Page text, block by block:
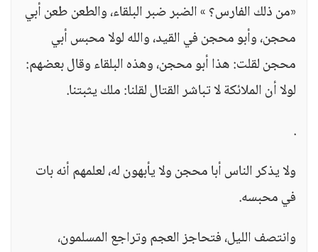
«من ذلك الفارس؟ » الضبر ضبر البلقاء، والطعن طعن أبي
محجن، وأبو محجن في القيد، والله لولا محبس أبي
محجن لقلت: هذا أبو محجن، وهذه البلقاء وقال بعضهم:
لولا أن الملائكة لا تباشر القتال لقلنا: ملك يثبتنا.
.
ولا يذكر الناس أبا محجن ولا يأبهون له، لعلمهم أنه بات
في محبسه.
وانتصف الليل، فتحاجز العجم وتراجع المسلمون،